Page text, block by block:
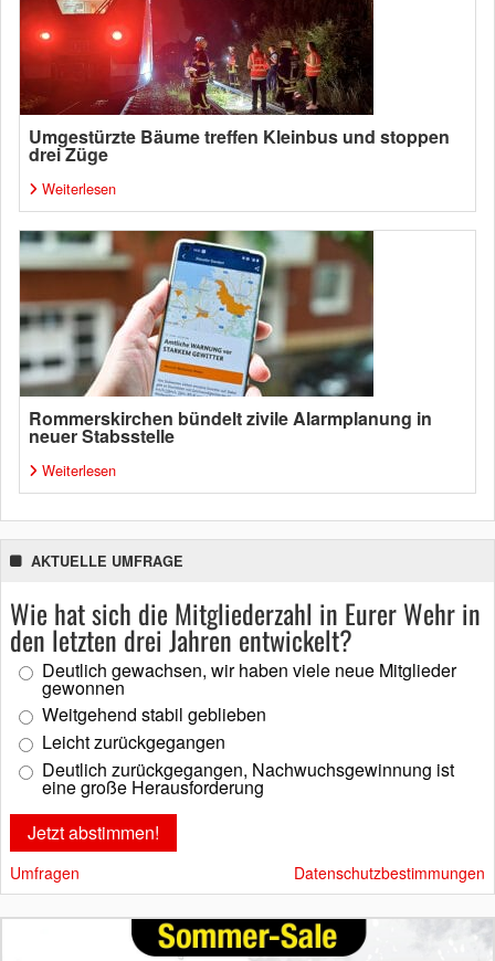
Umgestürzte Bäume treffen Kleinbus und stoppen
drei Züge
Weiterlesen
Rommerskirchen bündelt zivile Alarmplanung in
neuer Stabsstelle
Weiterlesen
AKTUELLE UMFRAGE
Wie hat sich die Mitgliederzahl in Eurer Wehr in
den letzten drei Jahren entwickelt?
Deutlich gewachsen, wir haben viele neue Mitglieder
gewonnen
Weitgehend stabil geblieben
Leicht zurückgegangen
Deutlich zurückgegangen, Nachwuchsgewinnung ist
eine große Herausforderung
Umfragen Datenschutzbestimmungen